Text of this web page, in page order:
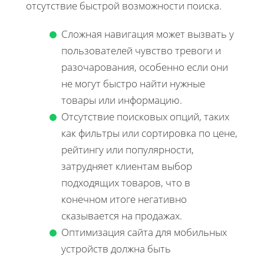
отсутствие быстрой возможности поиска.
Сложная навигация может вызвать у
пользователей чувство тревоги и
разочарования, особенно если они
не могут быстро найти нужные
товары или информацию.
Отсутствие поисковых опций, таких
как фильтры или сортировка по цене,
рейтингу или популярности,
затрудняет клиентам выбор
подходящих товаров, что в
конечном итоге негативно
сказывается на продажах.
Оптимизация сайта для мобильных
устройств должна быть